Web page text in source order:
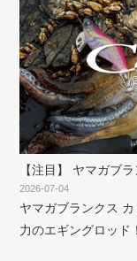
【注目】 ヤマガブ
2026-07-04
ヤマガブランクス
力のエギングロッド！